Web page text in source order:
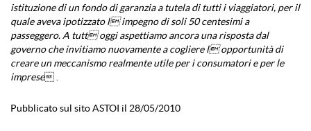
istituzione di un fondo di garanzia a tutela di tutti i viaggiatori, per il
quale aveva ipotizzato l impegno di soli 50 centesimi a
passeggero. A tutt oggi aspettiamo ancora una risposta dal
governo che invitiamo nuovamente a cogliere l opportunità di
creare un meccanismo realmente utile per i consumatori e per le
imprese .
Pubblicato sul sito ASTOI il 28/05/2010